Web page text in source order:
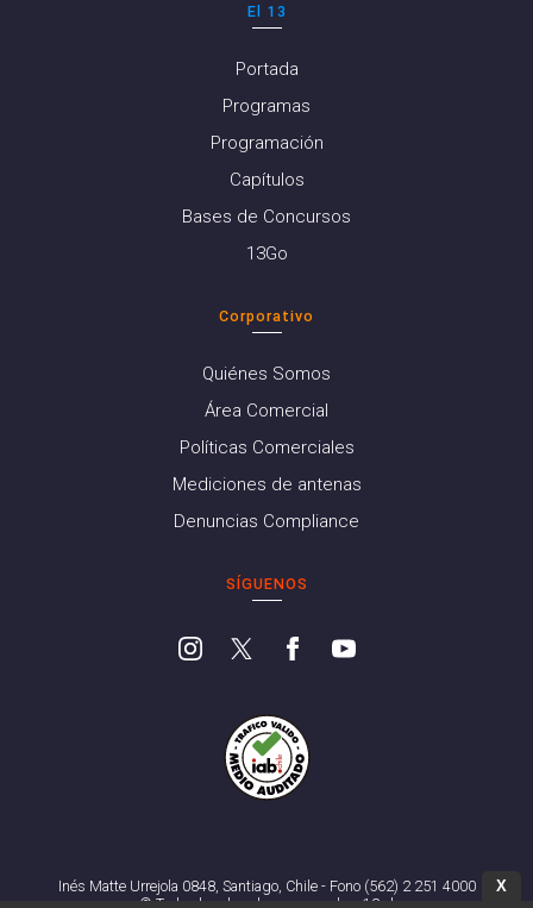
El 13
Portada
Programas
Programación
Capítulos
Bases de Concursos
13Go
Corporativo
Quiénes Somos
Área Comercial
Políticas Comerciales
Mediciones de antenas
Denuncias Compliance
SÍGUENOS
Inés Matte Urrejola 0848, Santiago, Chile - Fono (562) 2 251 4000
© Todos los derechos reservados. 13.cl
X